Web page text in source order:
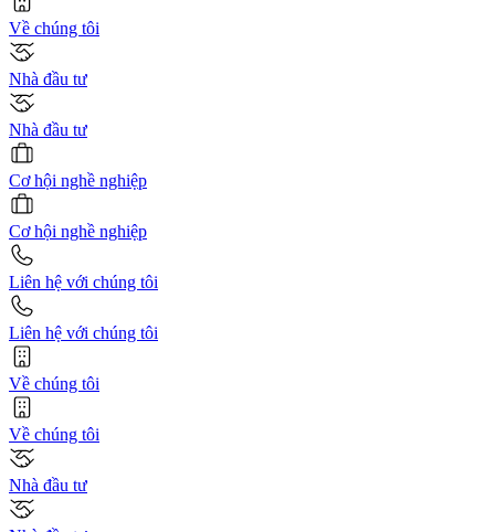
Về chúng tôi
Nhà đầu tư
Nhà đầu tư
Cơ hội nghề nghiệp
Cơ hội nghề nghiệp
Liên hệ với chúng tôi
Liên hệ với chúng tôi
Về chúng tôi
Về chúng tôi
Nhà đầu tư